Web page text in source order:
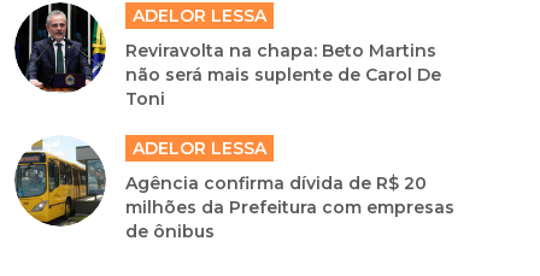
ADELOR LESSA
Reviravolta na chapa: Beto Martins
não será mais suplente de Carol De
Toni
ADELOR LESSA
Agência confirma dívida de R$ 20
milhões da Prefeitura com empresas
de ônibus